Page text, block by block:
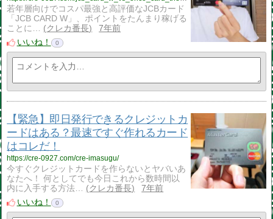
若年層向けでコスパ最強と高評価なJCBカード
「JCB CARD W」、ポイントをたんまり稼げる
ことに…
クレカ番長
7年前
いいね！
0
【緊急】即日発行できるクレジットカ
ードはある？最速ですぐ作れるカード
はコレだ！
https://cre-0927.com/cre-imasugu/
今すぐクレジットカードを作らないとヤバいあ
なたへ！ 何としてでも今日これから数時間以
内に入手する方法…
クレカ番長
7年前
いいね！
0